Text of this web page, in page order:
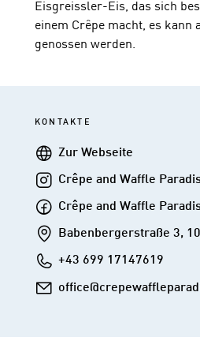
Eisgreissler-Eis, das sich
einem Crêpe macht, es kann
genossen werden.
KONTAKTE
WebseiteZur Webseite
Crêpe
and
Waffle
Paradise
auf
Crêpe and Waffle
Crêpe
and
Waffle
Paradise
auf
Crêpe and Waffle
Addresse
Babenbergerstraße 3,
Telefon+43 699 17147619
E-